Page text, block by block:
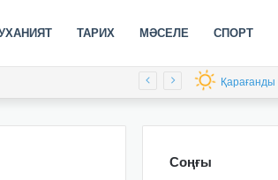
ТАРИХ МӘСЕЛЕ СПОРТ
Қарағанды
Соңғы